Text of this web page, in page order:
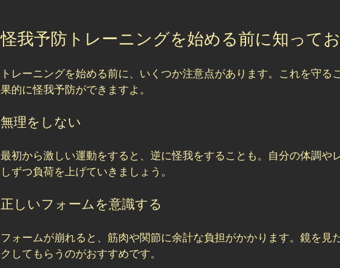
怪我予防トレーニングを始める前に知って
トレーニングを始める前に、いくつか注意点があります。これを守る
果的に怪我予防ができますよ。
無理をしない
最初から激しい運動をすると、逆に怪我をすることも。自分の体調や
しずつ負荷を上げていきましょう。
正しいフォームを意識する
フォームが崩れると、筋肉や関節に余計な負担がかかります。鏡を見
クしてもらうのがおすすめです。